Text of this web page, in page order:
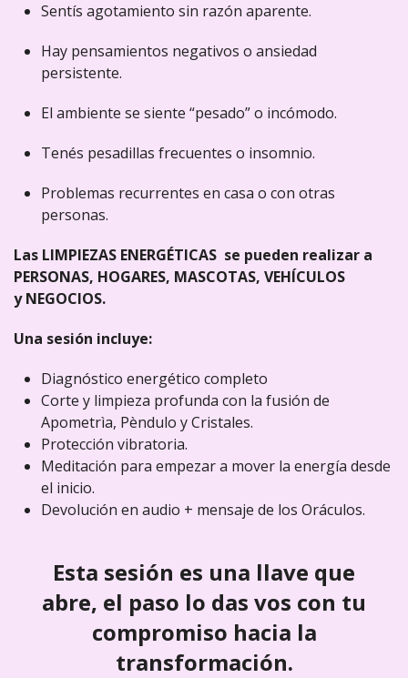
Sentís agotamiento sin razón aparente.
Hay pensamientos negativos o ansiedad
persistente.
El ambiente se siente “pesado” o incómodo.
Tenés pesadillas frecuentes o insomnio.
Problemas recurrentes en casa o con otras
personas.
Las LIMPIEZAS ENERGÉTICAS se pueden realizar a
PERSONAS, HOGARES, MASCOTAS, VEHÍCULOS
y NEGOCIOS.
Una sesión incluye:
Diagnóstico energético completo
Corte y limpieza profunda con la fusión de
Apometrìa, Pèndulo y Cristales.
Protección vibratoria.
Meditación para empezar a mover la energía desde
el inicio.
Devolución en audio + mensaje de los Oráculos.
Esta sesión es una llave que
abre, el paso lo das vos con tu
compromiso hacia la
transformación.